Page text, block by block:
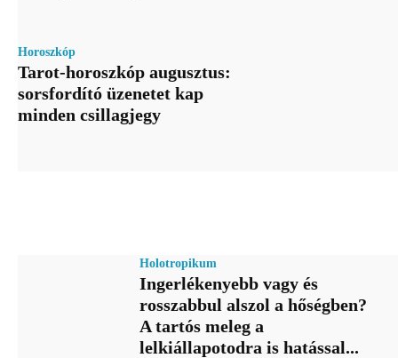
Horoszkóp
Tarot-horoszkóp augusztus:
sorsfordító üzenetet kap
minden csillagjegy
Holotropikum
Ingerlékenyebb vagy és
rosszabbul alszol a hőségben?
A tartós meleg a
lelkiállapotodra is hatással...